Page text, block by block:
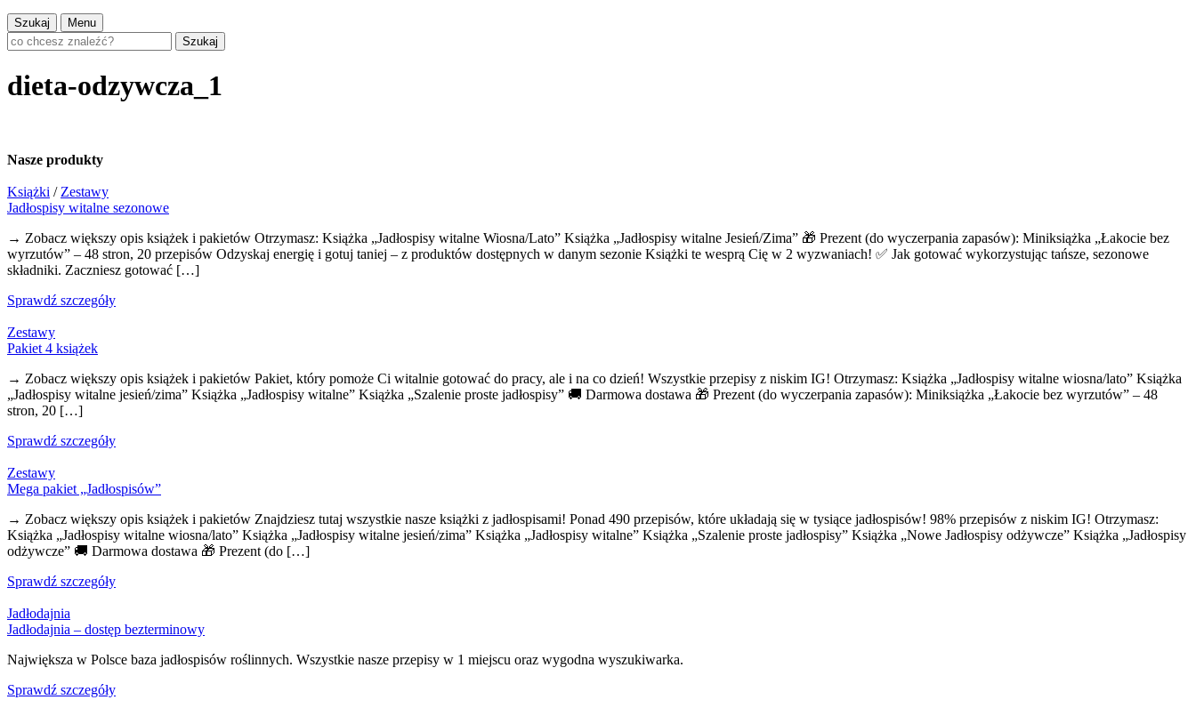
Szukaj
Menu
Szukaj
dieta-odzywcza_1
Nasze produkty
Książki / Zestawy
Jadłospisy witalne sezonowe
→ Zobacz większy opis książek i pakietów Otrzymasz: Książka „Jadłospisy witalne Wiosna/Lato” Książka „Jadłospisy witalne Jesień/Zima” 🎁 Prezent (do wyczerpania zapasów): Miniksiążka „Łakocie bez
wyrzutów” – 48 stron, 20 przepisów Odzyskaj energię i gotuj taniej – z produktów dostępnych w danym sezonie Książki te wesprą Cię w 2 wyzwaniach! ✅ Jak gotować wykorzystując tańsze, sezonowe
składniki. Zaczniesz gotować […]
Sprawdź szczegóły
Zestawy
Pakiet 4 książek
→ Zobacz większy opis książek i pakietów Pakiet, który pomoże Ci witalnie gotować do pracy, ale i na co dzień! Wszystkie przepisy z niskim IG! Otrzymasz: Książka „Jadłospisy witalne wiosna/lato” Książka
„Jadłospisy witalne jesień/zima” Książka „Jadłospisy witalne” Książka „Szalenie proste jadłospisy” 🚚 Darmowa dostawa 🎁 Prezent (do wyczerpania zapasów): Miniksiążka „Łakocie bez wyrzutów” – 48
stron, 20 […]
Sprawdź szczegóły
Zestawy
Mega pakiet „Jadłospisów”
→ Zobacz większy opis książek i pakietów Znajdziesz tutaj wszystkie nasze książki z jadłospisami! Ponad 490 przepisów, które układają się w tysiące jadłospisów! 98% przepisów z niskim IG! Otrzymasz:
Książka „Jadłospisy witalne wiosna/lato” Książka „Jadłospisy witalne jesień/zima” Książka „Jadłospisy witalne” Książka „Szalenie proste jadłospisy” Książka „Nowe Jadłospisy odżywcze” Książka „Jadłospisy
odżywcze” 🚚 Darmowa dostawa 🎁 Prezent (do […]
Sprawdź szczegóły
Jadłodajnia
Jadłodajnia – dostęp bezterminowy
Największa w Polsce baza jadłospisów roślinnych. Wszystkie nasze przepisy w 1 miejscu oraz wygodna wyszukiwarka.
Sprawdź szczegóły